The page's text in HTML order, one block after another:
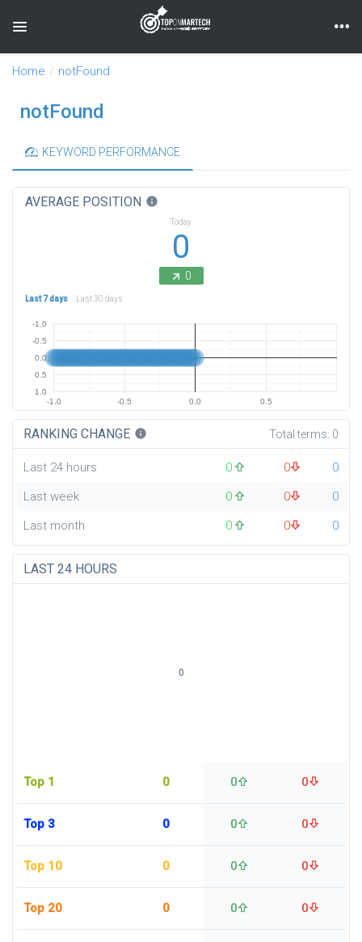
Toggle navigation
Home notFound
notFound
KEYWORD PERFORMANCE
AVERAGE POSITION info
Today
0
0
Last 7 days Last 30 days
-1.0 -0.5 0.0 0.5
-1.0
-0.5
0.0
0.5
1.0
RANKING CHANGE info Total terms: 0
Last 24 hours 0 0
0
Last week
0 0
0
Last month
0 0 0
LAST 24 HOURS
Top 1 0 0 0
Top 3 0 0 0
Top 10 0 0 0
Top 20 0 0 0
0